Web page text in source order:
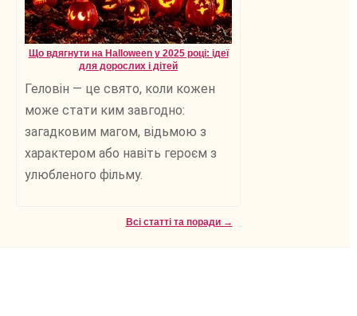
Що вдягнути на Halloween у 2025 році: ідеї
для дорослих і дітей
Геловін — це свято, коли кожен
може стати ким завгодно:
загадковим магом, відьмою з
характером або навіть героєм з
улюбленого фільму.
Всі статті та поради →